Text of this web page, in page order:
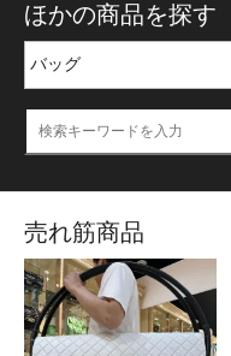
ほかの商品を探す
売れ筋商品